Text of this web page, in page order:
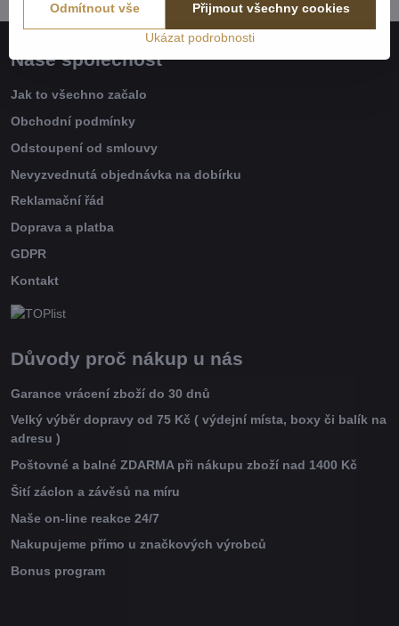
Naše společnost
Jak to všechno začalo
Obchodní podmínky
Odstoupení od smlouvy
Nevyzvednutá objednávka na dobírku
Reklamační řád
Doprava a platba
GDPR
Kontakt
Důvody proč nákup u nás
Garance vrácení zboží do 30 dnů
Velký výběr dopravy od 75 Kč ( výdejní místa, boxy či balík na
adresu )
Poštovné a balné ZDARMA při nákupu zboží nad 1400 Kč
Šití záclon a závěsů na míru
Naše on-line reakce 24/7
Nakupujeme přímo u značkových výrobců
Bonus program
Ukázat podrobnosti
Přijmout všechny cookies
Odmítnout vše